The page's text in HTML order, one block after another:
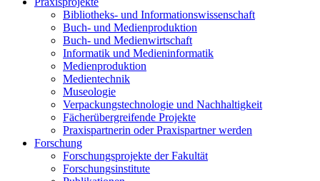
Bibliotheks- und Informationswissenschaft
Buch- und Medienproduktion
Buch- und Medienwirtschaft
Informatik und Medieninformatik
Medienproduktion
Medientechnik
Museologie
Verpackungstechnologie und Nachhaltigkeit
Fächerübergreifende Projekte
Praxispartnerin oder Praxispartner werden
Forschung
Forschungsprojekte der Fakultät
Forschungsinstitute